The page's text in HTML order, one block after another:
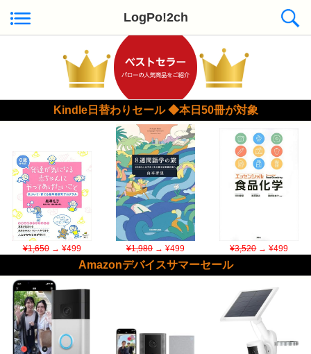
LogPo!2ch
Kindle日替わりセール ◆本日50冊が対象
¥1,650→ ¥499 ¥1,980→ ¥499 ¥3,520→ ¥499
Amazonデバイスサマーセール